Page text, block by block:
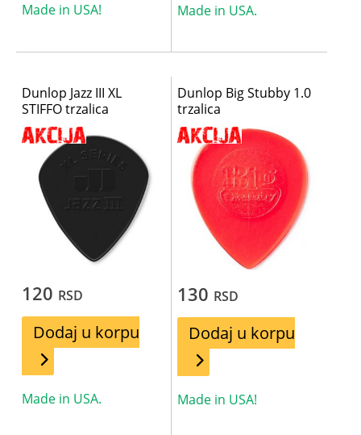
Made in USA! Made in USA.
Dunlop Jazz III XL
STIFFO trzalica
120 RSD
Dodaj u korpu
Made in USA.
Dunlop Big Stubby 1.0
trzalica
130 RSD
Dodaj u korpu
Made in USA!